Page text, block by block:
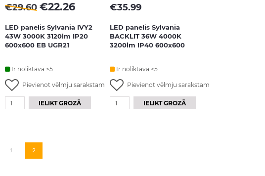
€29.60 €22.26
LED panelis Sylvania IVY2
43W 3000K 3120lm IP20
600x600 EB UGR21
Ir noliktavā >5
Pievienot vēlmju sarakstam
IELIKT GROZĀ
€35.99
LED panelis Sylvania
BACKLIT 36W 4000K
3200lm IP40 600x600
Ir noliktavā <5
Pievienot vēlmju sarakstam
IELIKT GROZĀ
1 2